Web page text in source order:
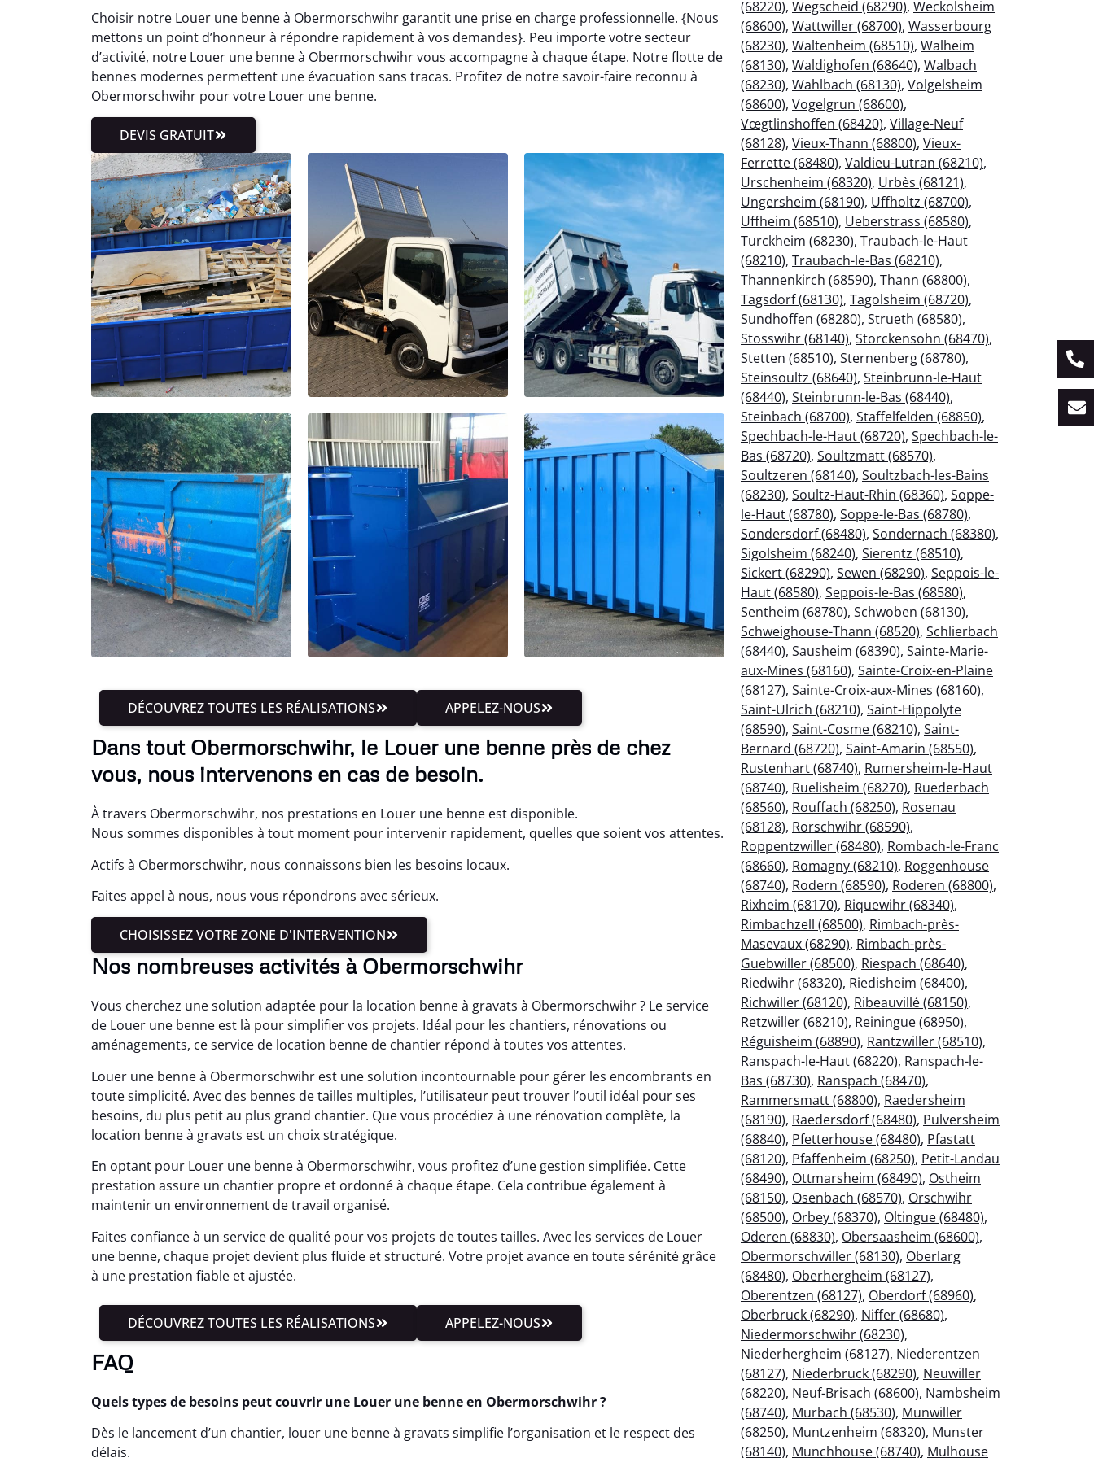
Choisir notre Louer une benne à Obermorschwihr garantit une prise en charge professionnelle. {Nous
mettons un point d’honneur à répondre rapidement à vos demandes}. Peu importe votre secteur
d’activité, notre Louer une benne à Obermorschwihr vous accompagne à chaque étape. Notre flotte de
bennes modernes permettent une évacuation sans tracas. Profitez de notre savoir-faire reconnu à
Obermorschwihr pour votre Louer une benne.
DEVIS GRATUIT
DÉCOUVREZ TOUTES LES RÉALISATIONS APPELEZ-NOUS
Dans tout Obermorschwihr, le Louer une benne près de chez
vous, nous intervenons en cas de besoin.
À travers Obermorschwihr, nos prestations en Louer une benne est disponible.
Nous sommes disponibles à tout moment pour intervenir rapidement, quelles que soient vos attentes.
Actifs à Obermorschwihr, nous connaissons bien les besoins locaux.
Faites appel à nous, nous vous répondrons avec sérieux.
CHOISISSEZ VOTRE ZONE D'INTERVENTION
Nos nombreuses activités à Obermorschwihr
Vous cherchez une solution adaptée pour la location benne à gravats à Obermorschwihr ? Le service
de Louer une benne est là pour simplifier vos projets. Idéal pour les chantiers, rénovations ou
aménagements, ce service de location benne de chantier répond à toutes vos attentes.
Louer une benne à Obermorschwihr est une solution incontournable pour gérer les encombrants en
toute simplicité. Avec des bennes de tailles multiples, l’utilisateur peut trouver l’outil idéal pour ses
besoins, du plus petit au plus grand chantier. Que vous procédiez à une rénovation complète, la
location benne à gravats est un choix stratégique.
En optant pour Louer une benne à Obermorschwihr, vous profitez d’une gestion simplifiée. Cette
prestation assure un chantier propre et ordonné à chaque étape. Cela contribue également à
maintenir un environnement de travail organisé.
Faites confiance à un service de qualité pour vos projets de toutes tailles. Avec les services de Louer
une benne, chaque projet devient plus fluide et structuré. Votre projet avance en toute sérénité grâce
à une prestation fiable et ajustée.
DÉCOUVREZ TOUTES LES RÉALISATIONS APPELEZ-NOUS
FAQ
Quels types de besoins peut couvrir une Louer une benne en Obermorschwihr ?
Dès le lancement d’un chantier, louer une benne à gravats simplifie l’organisation et le respect des
délais.
(68220), Wegscheid (68290), Weckolsheim
(68600), Wattwiller (68700), Wasserbourg
(68230), Waltenheim (68510), Walheim
(68130), Waldighofen (68640), Walbach
(68230), Wahlbach (68130), Volgelsheim
(68600), Vogelgrun (68600),
Vœgtlinshoffen (68420), Village-Neuf
(68128), Vieux-Thann (68800), Vieux-
Ferrette (68480), Valdieu-Lutran (68210),
Urschenheim (68320), Urbès (68121),
Ungersheim (68190), Uffholtz (68700),
Uffheim (68510), Ueberstrass (68580),
Turckheim (68230), Traubach-le-Haut
(68210), Traubach-le-Bas (68210),
Thannenkirch (68590), Thann (68800),
Tagsdorf (68130), Tagolsheim (68720),
Sundhoffen (68280), Strueth (68580),
Stosswihr (68140), Storckensohn (68470),
Stetten (68510), Sternenberg (68780),
Steinsoultz (68640), Steinbrunn-le-Haut
(68440), Steinbrunn-le-Bas (68440),
Steinbach (68700), Staffelfelden (68850),
Spechbach-le-Haut (68720), Spechbach-le-
Bas (68720), Soultzmatt (68570),
Soultzeren (68140), Soultzbach-les-Bains
(68230), Soultz-Haut-Rhin (68360), Soppe-
le-Haut (68780), Soppe-le-Bas (68780),
Sondersdorf (68480), Sondernach (68380),
Sigolsheim (68240), Sierentz (68510),
Sickert (68290), Sewen (68290), Seppois-le-
Haut (68580), Seppois-le-Bas (68580),
Sentheim (68780), Schwoben (68130),
Schweighouse-Thann (68520), Schlierbach
(68440), Sausheim (68390), Sainte-Marie-
aux-Mines (68160), Sainte-Croix-en-Plaine
(68127), Sainte-Croix-aux-Mines (68160),
Saint-Ulrich (68210), Saint-Hippolyte
(68590), Saint-Cosme (68210), Saint-
Bernard (68720), Saint-Amarin (68550),
Rustenhart (68740), Rumersheim-le-Haut
(68740), Ruelisheim (68270), Ruederbach
(68560), Rouffach (68250), Rosenau
(68128), Rorschwihr (68590),
Roppentzwiller (68480), Rombach-le-Franc
(68660), Romagny (68210), Roggenhouse
(68740), Rodern (68590), Roderen (68800),
Rixheim (68170), Riquewihr (68340),
Rimbachzell (68500), Rimbach-près-
Masevaux (68290), Rimbach-près-
Guebwiller (68500), Riespach (68640),
Riedwihr (68320), Riedisheim (68400),
Richwiller (68120), Ribeauvillé (68150),
Retzwiller (68210), Reiningue (68950),
Réguisheim (68890), Rantzwiller (68510),
Ranspach-le-Haut (68220), Ranspach-le-
Bas (68730), Ranspach (68470),
Rammersmatt (68800), Raedersheim
(68190), Raedersdorf (68480), Pulversheim
(68840), Pfetterhouse (68480), Pfastatt
(68120), Pfaffenheim (68250), Petit-Landau
(68490), Ottmarsheim (68490), Ostheim
(68150), Osenbach (68570), Orschwihr
(68500), Orbey (68370), Oltingue (68480),
Oderen (68830), Obersaasheim (68600),
Obermorschwiller (68130), Oberlarg
(68480), Oberhergheim (68127),
Oberentzen (68127), Oberdorf (68960),
Oberbruck (68290), Niffer (68680),
Niedermorschwihr (68230),
Niederhergheim (68127), Niederentzen
(68127), Niederbruck (68290), Neuwiller
(68220), Neuf-Brisach (68600), Nambsheim
(68740), Murbach (68530), Munwiller
(68250), Muntzenheim (68320), Munster
(68140), Munchhouse (68740), Mulhouse